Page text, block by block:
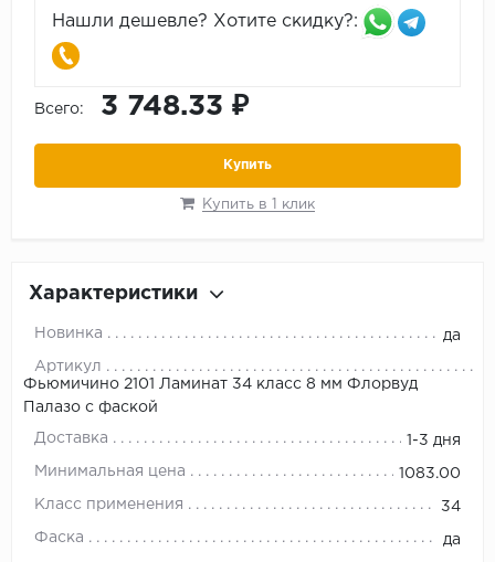
Нашли дешевле? Хотите скидку?:
Всего: 3 748.33 ₽
Купить
Купить в 1 клик
Характеристики
Новинка да
Артикул
Фьюмичино 2101 Ламинат 34 класс 8 мм Флорвуд
Палазо с фаской
Доставка 1-3 дня
Минимальная цена 1083.00
Класс применения 34
Фаска да